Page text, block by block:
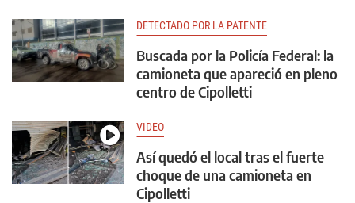
DETECTADO POR LA PATENTE
Buscada por la Policía Federal: la
camioneta que apareció en pleno
centro de Cipolletti
VIDEO
Así quedó el local tras el fuerte
choque de una camioneta en
Cipolletti